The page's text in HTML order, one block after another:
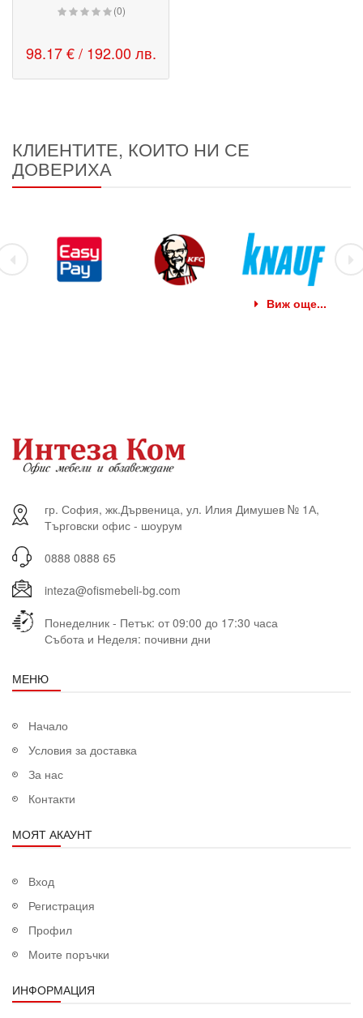
(0)
98.17 € / 192.00 лв.
КЛИЕНТИТЕ, КОИТО НИ СЕ
ДОВЕРИХА
Виж още...
гр. София, жк.Дървеница, ул. Илия Димушев № 1А,
Търговски офис - шоурум
0888 0888 65
inteza@ofismebeli-bg.com
Понеделник - Петък: от 09:00 до 17:30 часа
Събота и Неделя: почивни дни
МЕНЮ
Начало
Условия за доставка
За нас
Контакти
МОЯТ АКАУНТ
Вход
Регистрация
Профил
Моите поръчки
ИНФОРМАЦИЯ